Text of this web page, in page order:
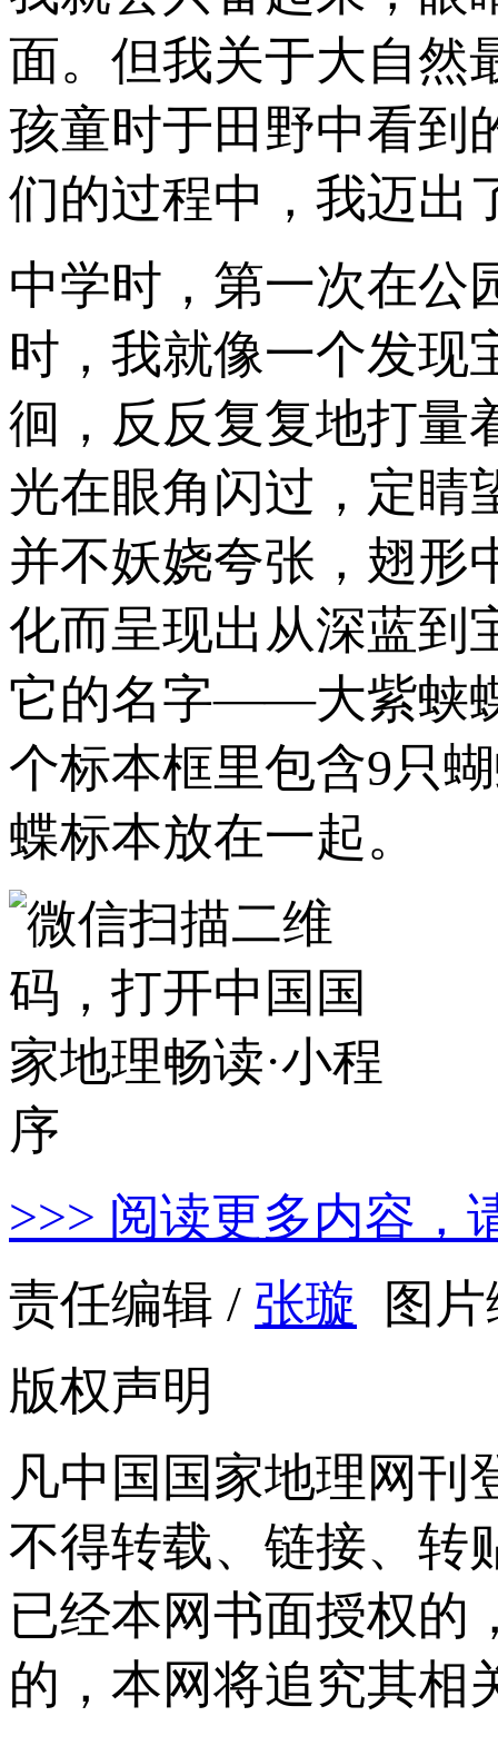
面。但我关于大自然
孩童时于田野中看到
们的过程中，我迈出
中学时，第一次在公
时，我就像一个发现
徊，反反复复地打量
光在眼角闪过，定睛
并不妖娆夸张，翅形
化而呈现出从深蓝到
它的名字——大紫蛱
个标本框里包含9只
蝶标本放在一起。
>>> 阅读更多内容，
责任编辑 / 张璇 图
版权声明
凡中国国家地理网刊
不得转载、链接、转
已经本网书面授权的
的，本网将追究其相